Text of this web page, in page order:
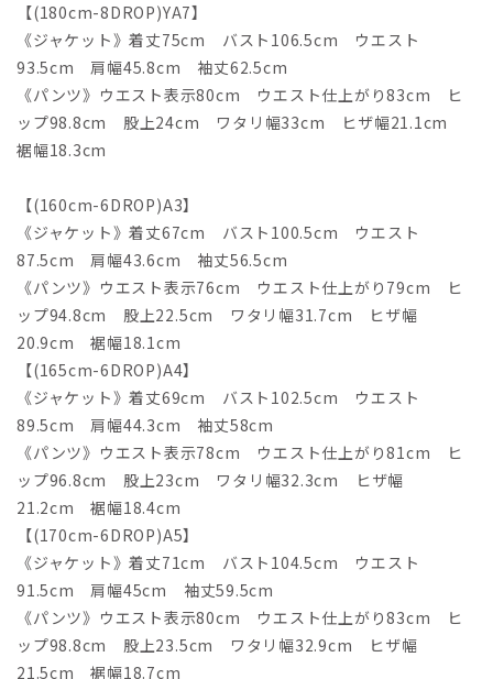
【(180cm-8DROP)YA7】
《ジャケット》着丈75cm バスト106.5cm ウエスト
93.5cm 肩幅45.8cm 袖丈62.5cm
《パンツ》ウエスト表示80cm ウエスト仕上がり83cm ヒ
ップ98.8cm 股上24cm ワタリ幅33cm ヒザ幅21.1cm
裾幅18.3cm
【(160cm-6DROP)A3】
《ジャケット》着丈67cm バスト100.5cm ウエスト
87.5cm 肩幅43.6cm 袖丈56.5cm
《パンツ》ウエスト表示76cm ウエスト仕上がり79cm ヒ
ップ94.8cm 股上22.5cm ワタリ幅31.7cm ヒザ幅
20.9cm 裾幅18.1cm
【(165cm-6DROP)A4】
《ジャケット》着丈69cm バスト102.5cm ウエスト
89.5cm 肩幅44.3cm 袖丈58cm
《パンツ》ウエスト表示78cm ウエスト仕上がり81cm ヒ
ップ96.8cm 股上23cm ワタリ幅32.3cm ヒザ幅
21.2cm 裾幅18.4cm
【(170cm-6DROP)A5】
《ジャケット》着丈71cm バスト104.5cm ウエスト
91.5cm 肩幅45cm 袖丈59.5cm
《パンツ》ウエスト表示80cm ウエスト仕上がり83cm ヒ
ップ98.8cm 股上23.5cm ワタリ幅32.9cm ヒザ幅
21.5cm 裾幅18.7cm